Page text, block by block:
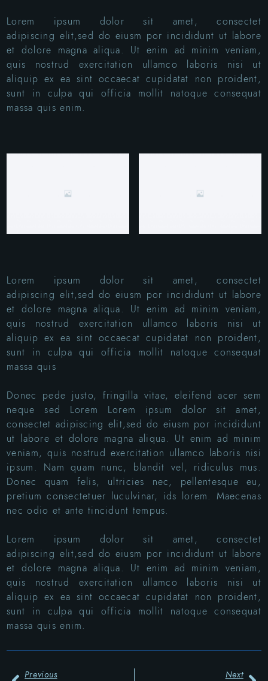
Lorem ipsum dolor sit amet, consectet
adipiscing elit,sed do eiusm por incididunt ut labore
et dolore magna aliqua. Ut enim ad minim veniam,
quis nostrud exercitation ullamco laboris nisi ut
aliquip ex ea sint occaecat cupidatat non proident,
sunt in culpa qui officia mollit natoque consequat
massa quis enim.
Lorem ipsum dolor sit amet, consectet
adipiscing elit,sed do eiusm por incididunt ut labore
et dolore magna aliqua. Ut enim ad minim veniam,
quis nostrud exercitation ullamco laboris nisi ut
aliquip ex ea sint occaecat cupidatat non proident,
sunt in culpa qui officia mollit natoque consequat
massa quis
Donec pede justo, fringilla vitae, eleifend acer sem
neque sed Lorem Lorem ipsum dolor sit amet,
consectet adipiscing elit,sed do eiusm por incididunt
ut labore et dolore magna aliqua. Ut enim ad minim
veniam, quis nostrud exercitation ullamco laboris nisi
ipsum. Nam quam nunc, blandit vel, ridiculus mus.
Donec quam felis, ultricies nec, pellentesque eu,
pretium consectetuer luculvinar, ids lorem. Maecenas
nec odio et ante tincidunt tempus.
Lorem ipsum dolor sit amet, consectet
adipiscing elit,sed do eiusm por incididunt ut labore
et dolore magna aliqua. Ut enim ad minim veniam,
quis nostrud exercitation ullamco laboris nisi ut
aliquip ex ea sint occaecat cupidatat non proident,
sunt in culpa qui officia mollit natoque consequat
massa quis enim.
Previous Next